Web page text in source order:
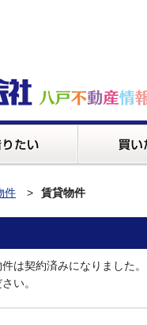
件 賃貸物件
は契約済みになりました。
い。